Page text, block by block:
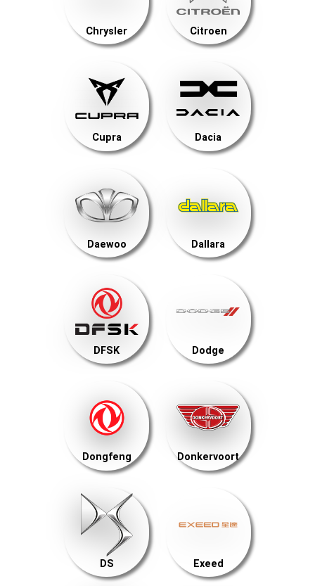
Chrysler Citroen
Cupra Dacia
Daewoo Dallara
DFSK Dodge
Dongfeng Donkervoort
DS Exeed